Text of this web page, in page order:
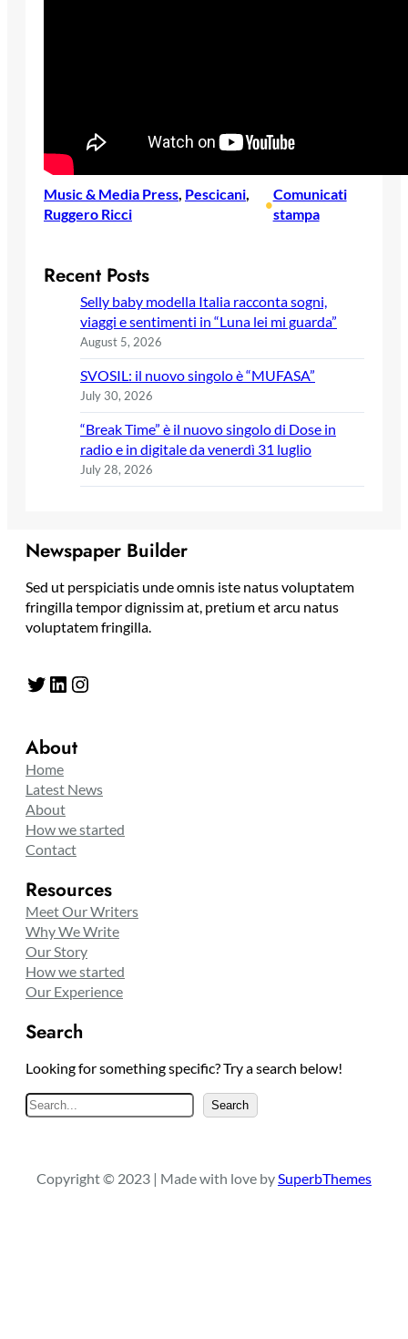
Music & Media Press Pescicani
Ruggero Ricci
•
Comunicati
stampa
Recent Posts
Selly baby modella Italia racconta sogni,
viaggi e sentimenti in “Luna lei mi guarda”
August 5, 2026
SVOSIL: il nuovo singolo è “MUFASA”
July 30, 2026
“Break Time” è il nuovo singolo di Dose in
radio e in digitale da venerdì 31 luglio
July 28, 2026
Newspaper Builder
Sed ut perspiciatis unde omnis iste natus voluptatem
fringilla tempor dignissim at, pretium et arcu natus
voluptatem fringilla.
Twitter LinkedIn Instagram
About
Home
Latest News
About
How we started
Contact
Resources
Meet Our Writers
Why We Write
Our Story
How we started
Our Experience
Search
Looking for something specific? Try a search below!
e
c
Search
Copyright © 2023 | Made with love bySuperbThemes